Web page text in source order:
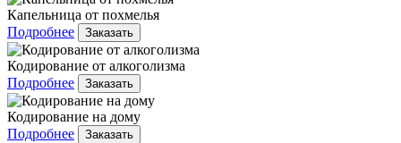
Капельница от похмелья
Подробнее
Заказать
Кодирование от алкоголизма
Подробнее
Заказать
Кодирование на дому
Подробнее
Заказать